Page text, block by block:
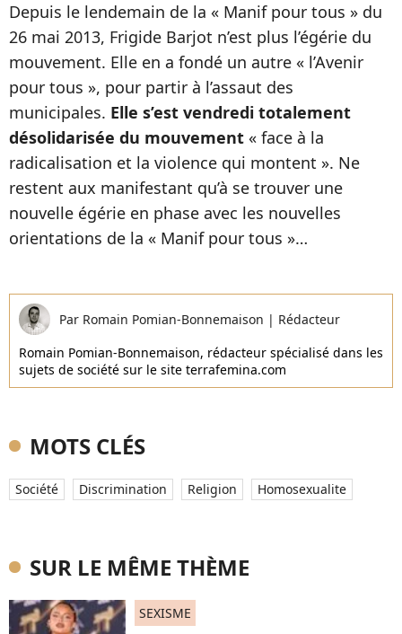
Depuis le lendemain de la « Manif pour tous » du
26 mai 2013, Frigide Barjot n’est plus l’égérie du
mouvement. Elle en a fondé un autre « l’Avenir
pour tous », pour partir à l’assaut des
municipales. Elle s’est vendredi totalement
désolidarisée du mouvement « face à la
radicalisation et la violence qui montent ». Ne
restent aux manifestant qu’à se trouver une
nouvelle égérie en phase avec les nouvelles
orientations de la « Manif pour tous »…
Par Romain Pomian-Bonnemaison | Rédacteur
Romain Pomian-Bonnemaison, rédacteur spécialisé dans les
sujets de société sur le site terrafemina.com
MOTS CLÉS
Société Discrimination Religion Homosexualite
SUR LE MÊME THÈME
SEXISME